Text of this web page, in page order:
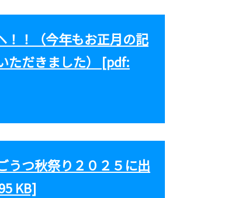
！！（今年もお正月の記
ただきました） [pdf:
うつ秋祭り２０２５に出
KB]